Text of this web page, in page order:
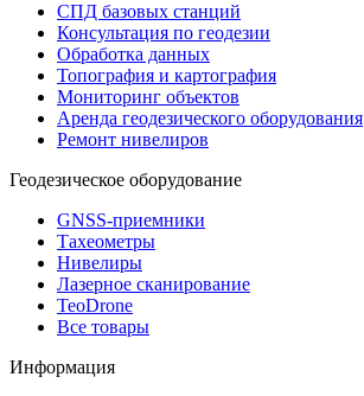
СПД базовых станций
Консультация по геодезии
Обработка данных
Топография и картография
Мониторинг объектов
Аренда геодезического оборудования
Ремонт нивелиров
Геодезическое оборудование
GNSS-приемники
Тахеометры
Нивелиры
Лазерное сканирование
TeoDrone
Все товары
Информация